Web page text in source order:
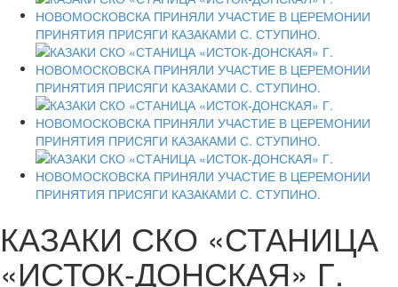
КАЗАКИ СКО «СТАНИЦА
«ИСТОК-ДОНСКАЯ» Г.